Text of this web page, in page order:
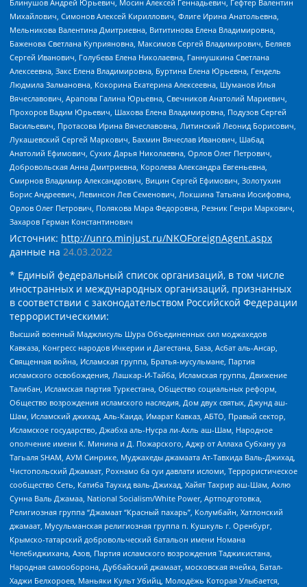
Блинушов Андрей Юрьевич, Мосин Алексей Геннадьевич, Гефтер Валентин
Михайлович, Симонов Алексей Кириллович, Флиге Ирина Анатольевна,
Мельникова Валентина Дмитриевна, Вититинова Елена Владимировна,
Баженова Светлана Куприяновна, Максимов Сергей Владимирович, Беляев
Сергей Иванович, Голубева Елена Николаевна, Ганнушкина Светлана
Алексеевна, Закс Елена Владимировна, Буртина Елена Юрьевна, Гендель
Людмила Залмановна, Кокорина Екатерина Алексеевна, Шуманов Илья
Вячеславович, Арапова Галина Юрьевна, Свечников Анатолий Мариевич,
Прохоров Вадим Юрьевич, Шахова Елена Владимировна, Подузов Сергей
Васильевич, Протасова Ирина Вячеславовна, Литинский Леонид Борисович,
Лукашевский Сергей Маркович, Бахмин Вячеслав Иванович, Шабад
Анатолий Ефимович, Сухих Дарья Николаевна, Орлов Олег Петрович,
Добровольская Анна Дмитриевна, Королева Александра Евгеньевна,
Смирнов Владимир Александрович, Вицин Сергей Ефимович, Золотухин
Борис Андреевич, Левинсон Лев Семенович, Локшина Татьяна Иосифовна,
Орлов Олег Петрович, Полякова Мара Федоровна, Резник Генри Маркович,
Захаров Герман Константинович
Источник: http://unro.minjust.ru/NKOForeignAgent.aspx
данные на 24.03.2022
* Единый федеральный список организаций, в том числе
иностранных и международных организаций, признанных
в соответствии с законодательством Российской Федерации
террористическими:
Высший военный Маджлисуль Шура Объединенных сил моджахедов
Кавказа, Конгресс народов Ичкерии и Дагестана, База, Асбат аль-Ансар,
Священная война, Исламская группа, Братья-мусульмане, Партия
исламского освобождения, Лашкар-И-Тайба, Исламская группа, Движение
Талибан, Исламская партия Туркестана, Общество социальных реформ,
Общество возрождения исламского наследия, Дом двух святых, Джунд аш-
Шам, Исламский джихад, Аль-Каида, Имарат Кавказ, АБТО, Правый сектор,
Исламское государство, Джабха аль-Нусра ли-Ахль аш-Шам, Народное
ополчение имени К. Минина и Д. Пожарского, Аджр от Аллаха Субхану уа
Тагьаля SHAM, АУМ Синрике, Муджахеды джамаата Ат-Тавхида Валь-Джихад,
Чистопольский Джамаат, Рохнамо ба суи давлати исломи, Террористическое
сообщество Сеть, Катиба Таухид валь-Джихад, Хайят Тахрир аш-Шам, Ахлю
Сунна Валь Джамаа, National Socialism/White Power, Артподготовка,
Религиозная группа “Джамаат “Красный пахарь”, Колумбайн, Хатлонский
джамаат, Мусульманская религиозная группа п. Кушкуль г. Оренбург,
Крымско-татарский добровольческий батальон имени Номана
Челебиджихана, Азов, Партия исламского возрождения Таджикистана,
Народная самооборона, Дуббайский джамаат, московская ячейка, Батал-
Хаджи Белхороев, Маньяки Культ Убийц, Молодёжь Которая Улыбается,